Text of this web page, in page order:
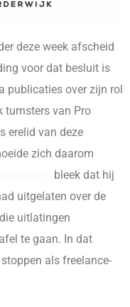
deze week afscheid
voor dat besluit is
publicaties over zijn rol
turnsters van Pro
erelid van deze
zich daarom
bleek dat hij
uitgelaten over de
uitlatingen
te gaan. In dat
als freelance-